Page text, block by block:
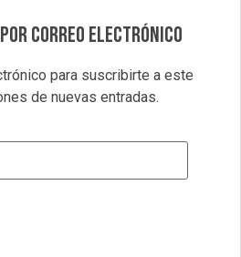
correo electrónico
para suscribirte a este
de nuevas entradas.